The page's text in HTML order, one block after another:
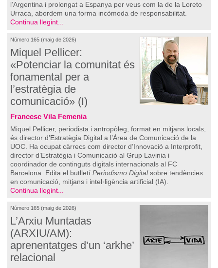
l’Argentina i prolongat a Espanya per veus com la de la Loreto
Urraca, abordem una forma incòmoda de responsabilitat.
Continua llegint...
Número 165 (maig de 2026)
Miquel Pellicer:
«Potenciar la comunitat és
fonamental per a
l’estratègia de
comunicació» (I)
Francesc Vila Femenia
Miquel Pellicer, periodista i antropòleg, format en mitjans locals,
és director d’Estratègia Digital a l’Àrea de Comunicació de la
UOC. Ha ocupat càrrecs com director d’Innovació a Interprofit,
director d’Estratègia i Comunicació al Grup Lavinia i
coordinador de continguts digitals internacionals al FC
Barcelona. Edita el butlletí Periodismo Digitalsobre tendències
en comunicació, mitjans i intel·ligència artificial (IA).
Continua llegint...
Número 165 (maig de 2026)
L’Arxiu Muntadas
(ARXIU/AM):
aprenentatges d’un ‘arkhe’
relacional